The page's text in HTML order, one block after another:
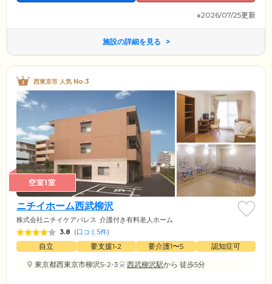
※2026/07/25更新
施設の詳細を見る
西東京市 人気 No.3
空室1室
ニチイホーム西武柳沢
株式会社ニチイケアパレス 介護付き有料老人ホーム
3.8 (口コミ5件)
自立 要支援1•2 要介護1〜5
認知症可
東京都西東京市柳沢5-2-3
西武柳沢駅から 徒歩5分